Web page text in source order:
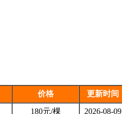
价格 更新时间
180元/棵 2026-08-09